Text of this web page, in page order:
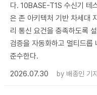
다. 10BASE-T1S 수신기 테
은 존 아키텍처 기반 차세대
리 통신 요건을 충족하도록
검증을 자동화하고 멀티드롭
준수한다.
2026.07.30
by 배종인 기